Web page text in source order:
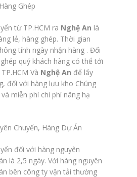
Ghép
từ TP.HCM ra Nghệ An là
lẻ, hàng ghép. Thời gian
tính ngày nhận hàng . Đối
quý khách hàng có thể tới
Và Nghệ An để lấy
đối với hàng lưu kho Chúng
miễn phí chi phí nâng hạ
Chuyến, Hàng Dự Án
đối với hàng nguyên
là 2,5 ngày. Với hàng nguyên
bên công ty vận tải thường